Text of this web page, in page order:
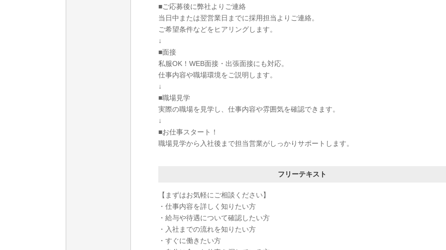
■ご応募後に弊社よりご連絡
当日中または翌営業日までに採用担当よりご連絡。
ご希望条件などをヒアリングします。
↓
■面接
私服OK！WEB面接・出張面接にも対応。
仕事内容や職場環境をご説明します。
↓
■職場見学
実際の職場を見学し、仕事内容や雰囲気を確認できます。
↓
■お仕事スタート！
職場見学から入社後まで担当営業がしっかりサポートします。
フリーテキスト
【まずはお気軽にご相談ください】
・仕事内容を詳しく知りたい方
・給与や待遇について確認したい方
・入社までの流れを知りたい方
・すぐに働きたい方